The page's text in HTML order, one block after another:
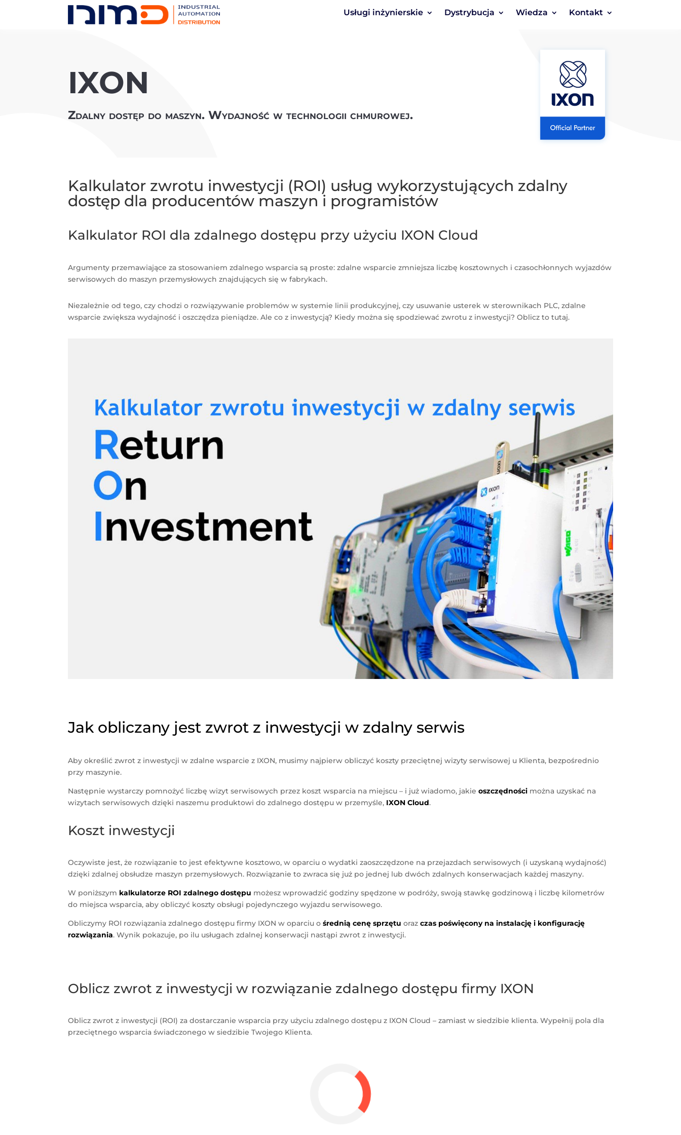
Usługi inżynierskie Dystrybucja Wiedza Kontakt
IXON
Zdalny dostęp do maszyn. Wydajność w technologii chmurowej.
Kalkulator zwrotu inwestycji (ROI) usług wykorzystujących zdalny
dostęp dla producentów maszyn i programistów
Kalkulator ROI dla zdalnego dostępu przy użyciu IXON Cloud
Argumenty przemawiające za stosowaniem zdalnego wsparcia są proste: zdalne wsparcie zmniejsza liczbę kosztownych i czasochłonnych wyjazdów
serwisowych do maszyn przemysłowych znajdujących się w fabrykach.
Niezależnie od tego, czy chodzi o rozwiązywanie problemów w systemie linii produkcyjnej, czy usuwanie usterek w sterownikach PLC, zdalne
wsparcie zwiększa wydajność i oszczędza pieniądze. Ale co z inwestycją? Kiedy można się spodziewać zwrotu z inwestycji? Oblicz to tutaj.
Jak obliczany jest zwrot z inwestycji w zdalny serwis
Aby określić zwrot z inwestycji w zdalne wsparcie z IXON, musimy najpierw obliczyć koszty przeciętnej wizyty serwisowej u Klienta, bezpośrednio
przy maszynie.
Następnie wystarczy pomnożyć liczbę wizyt serwisowych przez koszt wsparcia na miejscu – i już wiadomo, jakieoszczędności można uzyskać na
wizytach serwisowych dzięki naszemu produktowi do zdalnego dostępu w przemyśle, IXON Cloud.
Koszt inwestycji
Oczywiste jest, że rozwiązanie to jest efektywne kosztowo, w oparciu o wydatki zaoszczędzone na przejazdach serwisowych (i uzyskaną wydajność)
dzięki zdalnej obsłudze maszyn przemysłowych. Rozwiązanie to zwraca się już po jednej lub dwóch zdalnych konserwacjach każdej maszyny.
W poniższym kalkulatorze ROI zdalnego dostępu możesz wprowadzić godziny spędzone w podróży, swoją stawkę godzinową i liczbę kilometrów
do miejsca wsparcia, aby obliczyć koszty obsługi pojedynczego wyjazdu serwisowego.
Obliczymy ROI rozwiązania zdalnego dostępu firmy IXON w oparciu ośrednią cenę sprzętu orazczas poświęcony na instalację i konfigurację
rozwiązania. Wynik pokazuje, po ilu usługach zdalnej konserwacji nastąpi zwrot z inwestycji.
Oblicz zwrot z inwestycji w rozwiązanie zdalnego dostępu firmy IXON
Oblicz zwrot z inwestycji (ROI) za dostarczanie wsparcia przy użyciu zdalnego dostępu z IXON Cloud – zamiast w siedzibie klienta. Wypełnij pola dla
przeciętnego wsparcia świadczonego w siedzibie Twojego Klienta.